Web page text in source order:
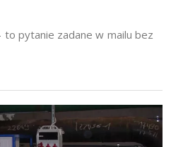
pytanie zadane w mailu bez